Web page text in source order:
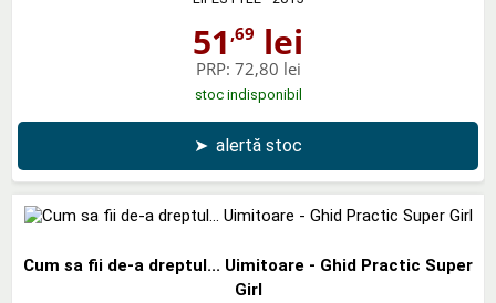
51 ,69 lei
PRP: 72,80 lei
stoc indisponibil
➤ alertă stoc
Cum sa fii de-a dreptul... Uimitoare - Ghid Practic Super
Girl